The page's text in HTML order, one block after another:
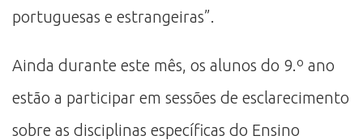
portuguesas e estrangeiras”.
Ainda durante este mês, os alunos do 9.º ano
estão a participar em sessões de esclarecimento
sobre as disciplinas específicas do Ensino